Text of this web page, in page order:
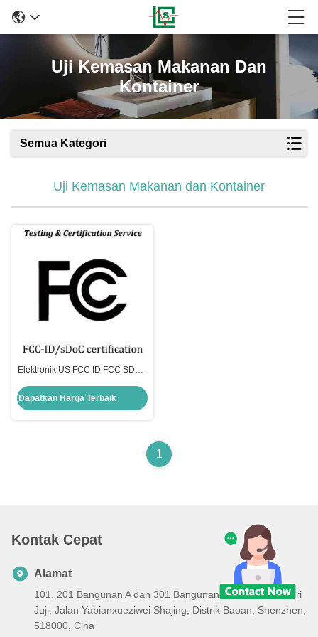
Uji Kemasan Makanan Dan
Kontainer
Semua Kategori
Uji Kemasan Makanan dan Kontainer
Elektronik US FCC ID FCC SDOC
FCC 47 CFR Bagian 15
Dapatkan Harga Terbaik
1
Kontak Cepat
Alamat
101, 201 Bangunan A dan 301 Bangunan C, Taman Industri
Juji, Jalan Yabianxueziwei Shajing, Distrik Baoan, Shenzhen,
518000, Cina